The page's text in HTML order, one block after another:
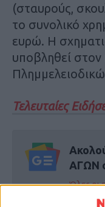
(σταυρούς,
το συνολικό
ευρώ. Η
υποβληθεί στον
Τελευταίες
ΑΓΩΝ
Όλες οι